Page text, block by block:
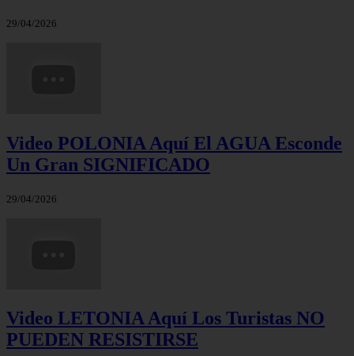
29/04/2026
Video POLONIA Aquí El AGUA Esconde
Un Gran SIGNIFICADO
29/04/2026
Video LETONIA Aquí Los Turistas NO
PUEDEN RESISTIRSE